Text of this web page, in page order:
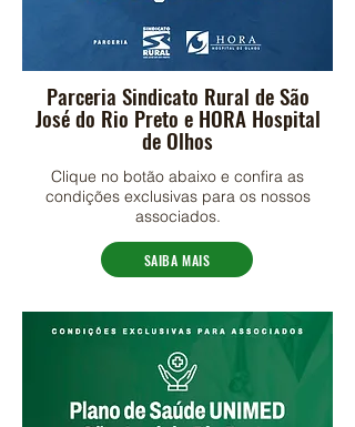
Parceria Sindicato Rural de São
José do Rio Preto e HORA Hospital
de Olhos
Clique no botão abaixo e confira as
condições exclusivas para os nossos
associados.
SAIBA MAIS